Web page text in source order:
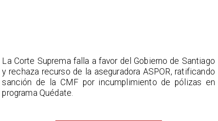
La Corte Suprema falla a favor del Gobierno de Santiago
y rechaza recurso de la aseguradora ASPOR, ratificando
sanción de la CMF por incumplimiento de pólizas en
programa Quédate.